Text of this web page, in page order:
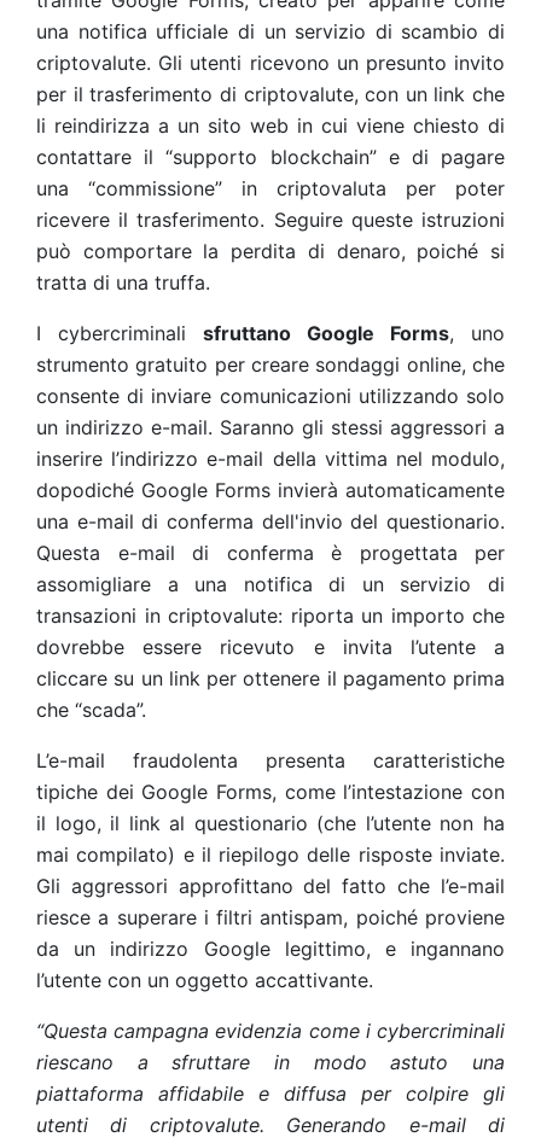
una notifica ufficiale di un servizio di scambio di
criptovalute. Gli utenti ricevono un presunto invito
per il trasferimento di criptovalute, con un link che
li reindirizza a un sito web in cui viene chiesto di
contattare il “supporto blockchain” e di pagare
una “commissione” in criptovaluta per poter
ricevere il trasferimento. Seguire queste istruzioni
può comportare la perdita di denaro, poiché si
tratta di una truffa.
I cybercriminali sfruttano Google Forms, uno
strumento gratuito per creare sondaggi online, che
consente di inviare comunicazioni utilizzando solo
un indirizzo e-mail. Saranno gli stessi aggressori a
inserire l’indirizzo e-mail della vittima nel modulo,
dopodiché Google Forms invierà automaticamente
una e-mail di conferma dell'invio del questionario.
Questa e-mail di conferma è progettata per
assomigliare a una notifica di un servizio di
transazioni in criptovalute: riporta un importo che
dovrebbe essere ricevuto e invita l’utente a
cliccare su un link per ottenere il pagamento prima
che “scada”.
L’e-mail fraudolenta presenta caratteristiche
tipiche dei Google Forms, come l’intestazione con
il logo, il link al questionario (che l’utente non ha
mai compilato) e il riepilogo delle risposte inviate.
Gli aggressori approfittano del fatto che l’e-mail
riesce a superare i filtri antispam, poiché proviene
da un indirizzo Google legittimo, e ingannano
l’utente con un oggetto accattivante.
“Questa campagna evidenzia come i cybercriminali
riescano a sfruttare in modo astuto una
piattaforma affidabile e diffusa per colpire gli
utenti di criptovalute. Generando e-mail di